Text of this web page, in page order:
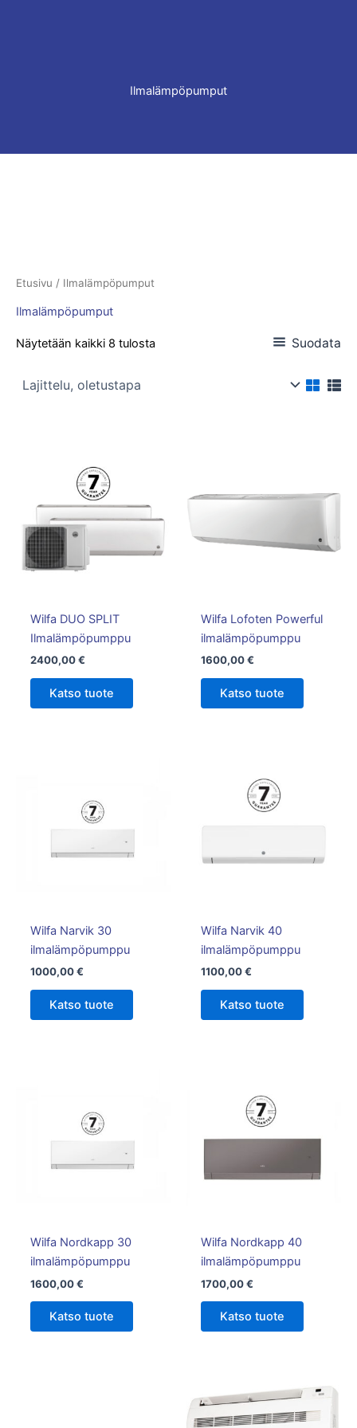
Ilmalämpöpumput
Etusivu / Ilmalämpöpumput
Ilmalämpöpumput
Näytetään kaikki 8 tulosta Suodata
Wilfa DUO SPLIT
Ilmalämpöpumppu
2400,00€
Katso tuote
Wilfa Lofoten Powerful
ilmalämpöpumppu
1600,00€
Katso tuote
Wilfa Narvik 30
ilmalämpöpumppu
1000,00€
Katso tuote
Wilfa Narvik 40
ilmalämpöpumppu
1100,00€
Katso tuote
Wilfa Nordkapp 30
ilmalämpöpumppu
1600,00€
Katso tuote
Wilfa Nordkapp 40
ilmalämpöpumppu
1700,00€
Katso tuote
useampi
Voit